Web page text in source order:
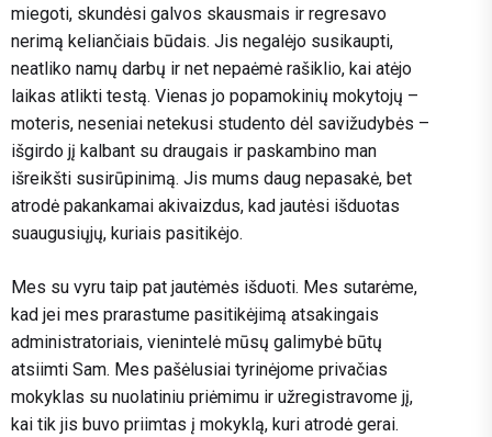
miegoti, skundėsi galvos skausmais ir regresavo
nerimą keliančiais būdais. Jis negalėjo susikaupti,
neatliko namų darbų ir net nepaėmė rašiklio, kai atėjo
laikas atlikti testą. Vienas jo popamokinių mokytojų –
moteris, neseniai netekusi studento dėl savižudybės –
išgirdo jį kalbant su draugais ir paskambino man
išreikšti susirūpinimą. Jis mums daug nepasakė, bet
atrodė pakankamai akivaizdus, ​​kad jautėsi išduotas
suaugusiųjų, kuriais pasitikėjo.
Mes su vyru taip pat jautėmės išduoti. Mes sutarėme,
kad jei mes prarastume pasitikėjimą atsakingais
administratoriais, vienintelė mūsų galimybė būtų
atsiimti Sam. Mes pašėlusiai tyrinėjome privačias
mokyklas su nuolatiniu priėmimu ir užregistravome jį,
kai tik jis buvo priimtas į mokyklą, kuri atrodė gerai.